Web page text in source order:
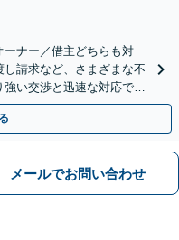
ーナー／借主どちらも対
請求など、さまざまな不
い交渉と迅速な対応で、
可】
メールでお問い合わせ